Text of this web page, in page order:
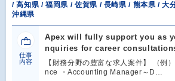
/ 高知県 / 福岡県 / 佐賀県 / 長崎県 / 熊本県 / 大
沖縄県
仕事
内容
Apex will fully support you as
nquiries for career
【財務分野の豊富な求人案件】 （例
nce ・Accounting Manager～D…